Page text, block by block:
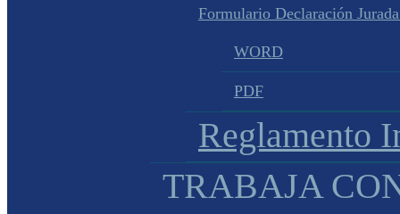
Formulario Declaración
WORD
PDF
Reglamento
TRABAJA